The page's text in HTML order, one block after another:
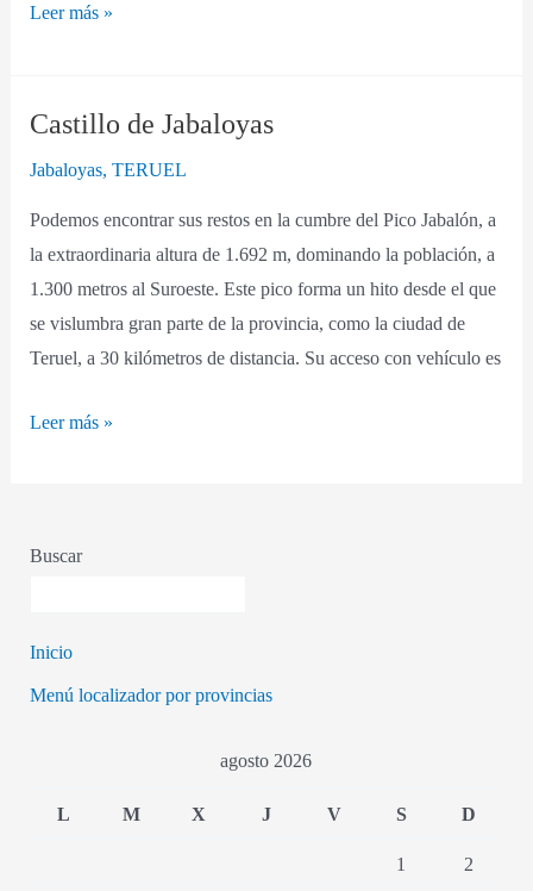
Leer más »
Castillo de Jabaloyas
Jabaloyas,TERUEL
Podemos encontrar sus restos en la cumbre del Pico Jabalón, a
la extraordinaria altura de 1.692 m, dominando la población, a
1.300 metros al Suroeste. Este pico forma un hito desde el que
se vislumbra gran parte de la provincia, como la ciudad de
Teruel, a 30 kilómetros de distancia. Su acceso con vehículo es
Castillo
Leer más »
Buscar
Inicio
Menú localizador por provincias
agosto 2026
L M X J V S D
1 2